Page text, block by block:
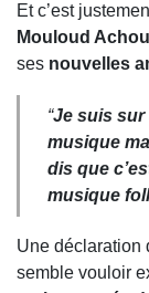
Et c’est
Mouloud
ses nouvelles
“Je suis sur
musique
dis que
musique
Une déclaration
semble vouloir